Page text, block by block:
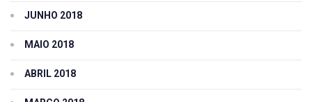
JUNHO 2018
MAIO 2018
ABRIL 2018